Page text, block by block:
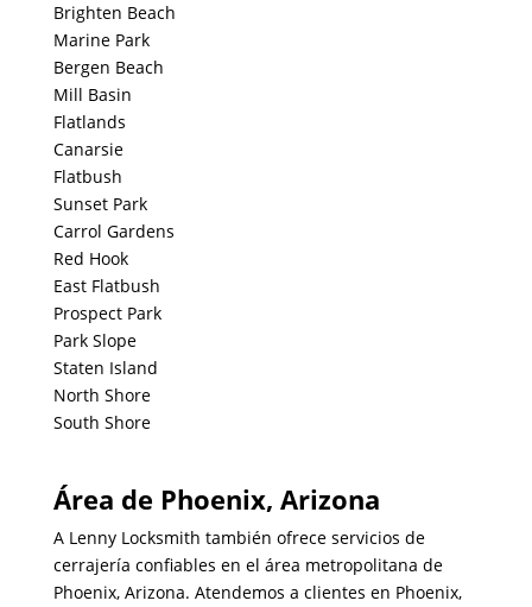
Brighten Beach
Marine Park
Bergen Beach
Mill Basin
Flatlands
Canarsie
Flatbush
Sunset Park
Carrol Gardens
Red Hook
East Flatbush
Prospect Park
Park Slope
Staten Island
North Shore
South Shore
Área de Phoenix, Arizona
A Lenny Locksmith también ofrece servicios de
cerrajería confiables en el área metropolitana de
Phoenix, Arizona. Atendemos a clientes en Phoenix,